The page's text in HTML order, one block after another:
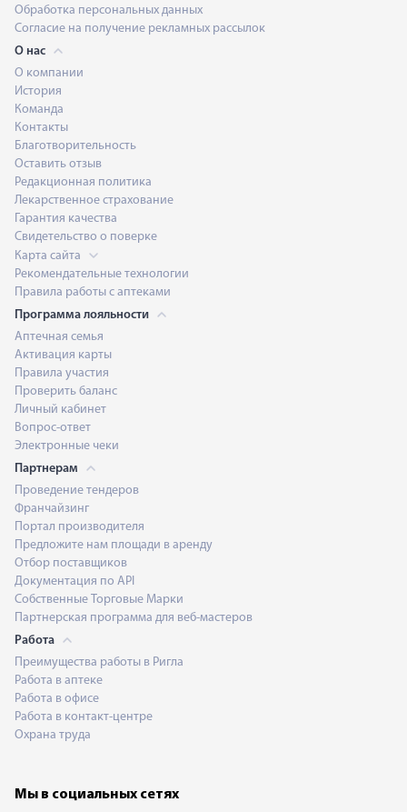
Обработка персональных данных
Согласие на получение рекламных рассылок
О нас
О компании
История
Команда
Контакты
Благотворительность
Оставить отзыв
Редакционная политика
Лекарственное страхование
Гарантия качества
Свидетельство о поверке
Карта сайта
Рекомендательные технологии
Правила работы с аптеками
Программа лояльности
Аптечная семья
Активация карты
Правила участия
Проверить баланс
Личный кабинет
Вопрос-ответ
Электронные чеки
Партнерам
Проведение тендеров
Франчайзинг
Портал производителя
Предложите нам площади в аренду
Отбор поставщиков
Документация по API
Собственные Торговые Марки
Партнерская программа для веб-мастеров
Работа
Преимущества работы в Ригла
Работа в аптеке
Работа в офисе
Работа в контакт-центре
Охрана труда
Мы в социальных сетях